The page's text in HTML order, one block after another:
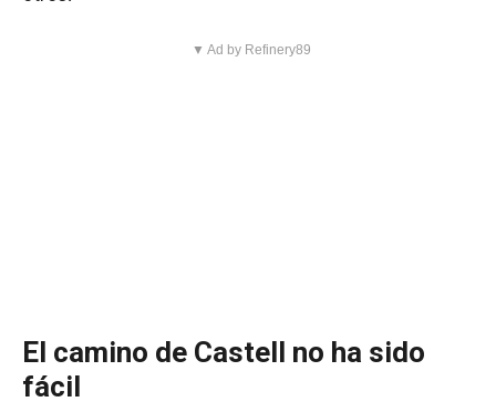
▼ Ad by Refinery89
El camino de Castell no ha sido
fácil